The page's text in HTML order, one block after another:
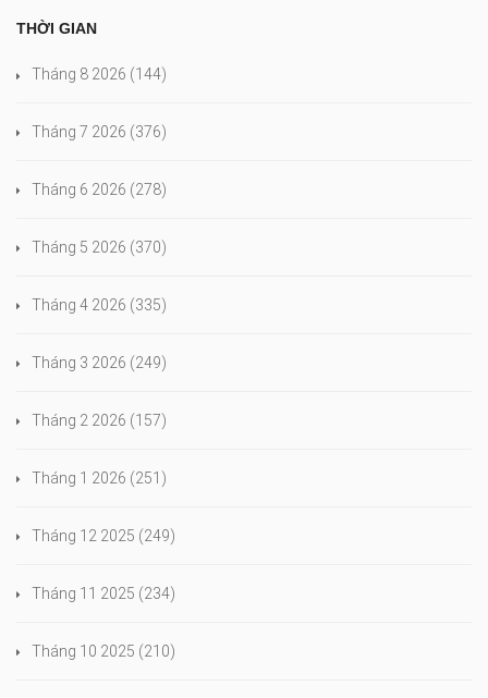
THỜI GIAN
Tháng 8 2026 (144)
Tháng 7 2026 (376)
Tháng 6 2026 (278)
Tháng 5 2026 (370)
Tháng 4 2026 (335)
Tháng 3 2026 (249)
Tháng 2 2026 (157)
Tháng 1 2026 (251)
Tháng 12 2025 (249)
Tháng 11 2025 (234)
Tháng 10 2025 (210)